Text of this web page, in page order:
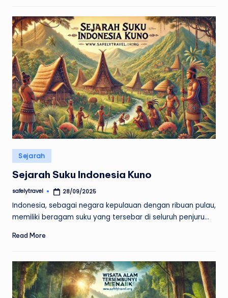
Posted
in
Sejarah
Sejarah Suku Indonesia Kuno
Posted
safelytravel 28/09/2025
Indonesia, sebagai negara kepulauan dengan ribuan pulau,
memiliki beragam suku yang tersebar di seluruh penjuru…
Read More